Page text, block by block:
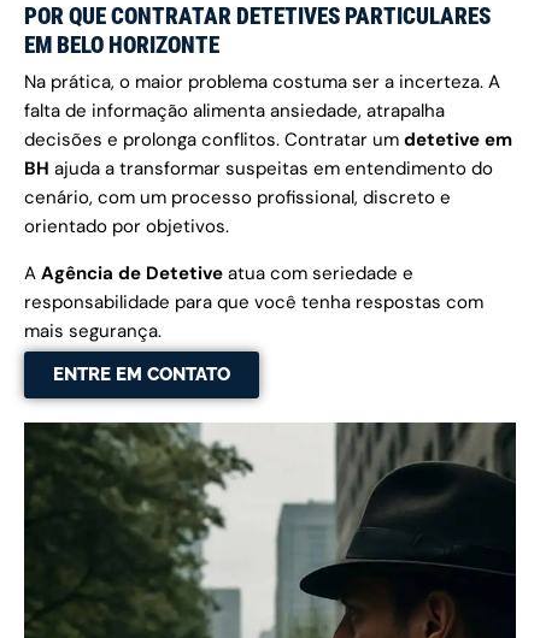
POR QUE CONTRATAR DETETIVES PARTICULARES
EM BELO HORIZONTE
Na prática, o maior problema costuma ser a incerteza. A
falta de informação alimenta ansiedade, atrapalha
decisões e prolonga conflitos. Contratar um detetive em
BH ajuda a transformar suspeitas em entendimento do
cenário, com um processo profissional, discreto e
orientado por objetivos.
A Agência de Detetive atua com seriedade e
responsabilidade para que você tenha respostas com
mais segurança.
ENTRE EM CONTATO